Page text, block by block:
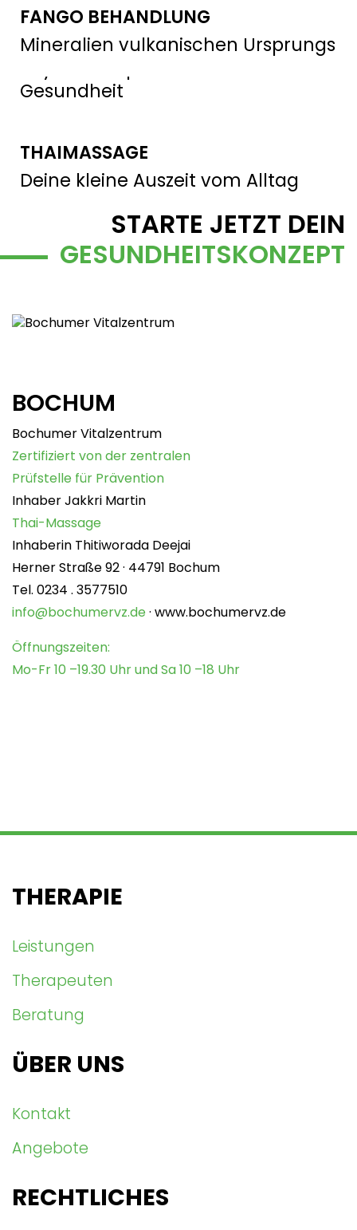
MED. MASSAGE
Gesundheit
FANGO BEHANDLUNG
Mineralien vulkanischen Ursprungs
THAIMASSAGE
Deine kleine Auszeit vom Alltag
STARTE JETZT DEIN
GESUNDHEITSKONZEPT
BOCHUM
Bochumer Vitalzentrum
Zertifiziert von der zentralen
Prüfstelle für Prävention
Inhaber Jakkri Martin
Thai-Massage
Inhaberin Thitiworada Deejai
Herner Straße 92 · 44791 Bochum
Tel. 0234 . 3577510
info@bochumervz.de · www.bochumervz.de
Öffnungszeiten:
Mo-Fr 10 –19.30 Uhr und Sa 10 –18 Uhr
THERAPIE
Leistungen
Therapeuten
Beratung
ÜBER UNS
Kontakt
Angebote
RECHTLICHES